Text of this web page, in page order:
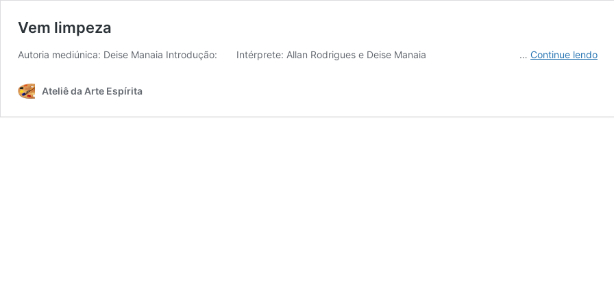
Vem limpeza
Autoria mediúnica: Deise Manaia Introdução: Intérprete: Allan Rodrigues e Deise Manaia … Continue lendoVem
Ateliê da Arte Espírita